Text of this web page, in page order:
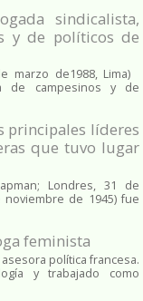
sindicalista,
y de políticos de
marzo de1988, Lima)
de campesinos y de
principales líderes
que tuvo lugar
Londres, 31 de
de 1945)​ fue
feminista
política francesa.
y trabajado como